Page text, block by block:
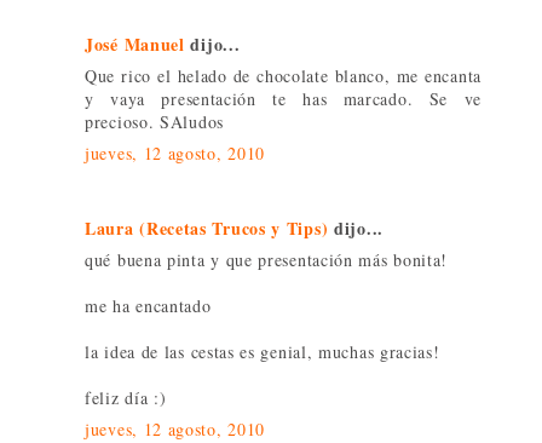
José Manuel dijo...
Que rico el helado de chocolate blanco, me encanta
y vaya presentación te has marcado. Se ve
precioso. SAludos
jueves, 12 agosto, 2010
Laura (Recetas Trucos y Tips) dijo...
qué buena pinta y que presentación más bonita!
me ha encantado
la idea de las cestas es genial, muchas gracias!
feliz día :)
jueves, 12 agosto, 2010